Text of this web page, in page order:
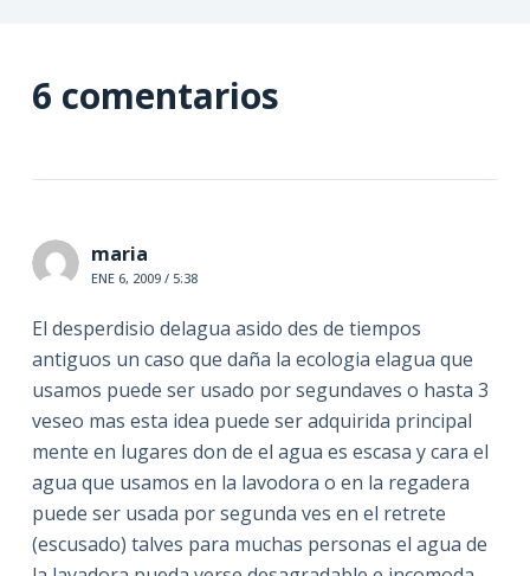
6 comentarios
maria
ENE 6, 2009 / 5:38
El desperdisio delagua asido des de tiempos
antiguos un caso que daña la ecologia elagua que
usamos puede ser usado por segundaves o hasta 3
veseo mas esta idea puede ser adquirida principal
mente en lugares don de el agua es escasa y cara el
agua que usamos en la lavodora o en la regadera
puede ser usada por segunda ves en el retrete
(escusado) talves para muchas personas el agua de